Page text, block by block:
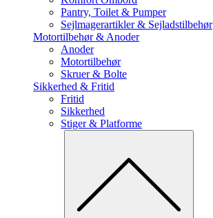
Pantry, Toilet & Pumper
Sejlmagerartikler & Sejladstilbehør
Motortilbehør & Anoder
Anoder
Motortilbehør
Skruer & Bolte
Sikkerhed & Fritid
Fritid
Sikkerhed
Stiger & Platforme